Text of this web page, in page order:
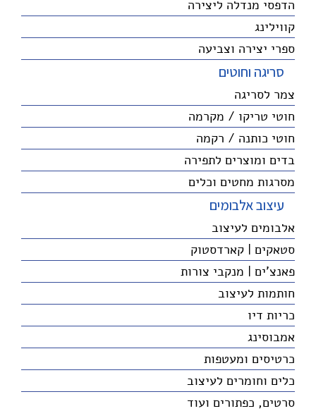
הדפסי מנדלה ליצירה
קווילינג
ספרי יצירה וצביעה
סריגה וחוטים
צמר לסריגה
חוטי טריקו / מקרמה
חוטי כותנה / רקמה
בדים ומוצרים לתפירה
מסרגות מחטים וכלים
עיצוב אלבומים
אלבומים לעיצוב
סטאקים | קארדסטוק
פאנצ'ים | מנקבי צורות
חותמות לעיצוב
כריות דיו
אמבוסינג
כרטיסים ומעטפות
כלים וחומרים לעיצוב
סרטים, כפתורים ועוד